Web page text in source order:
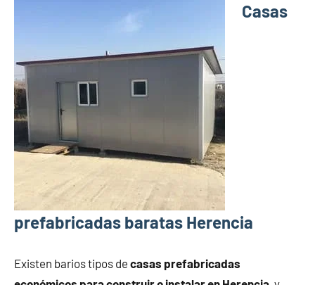
Casas
prefabricadas baratas Herencia
Existen barios tipos de casas prefabricadas